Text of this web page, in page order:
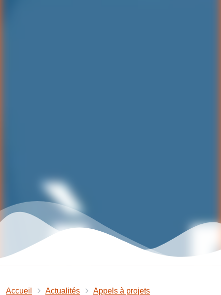
Accueil Actualités
Appels à projets